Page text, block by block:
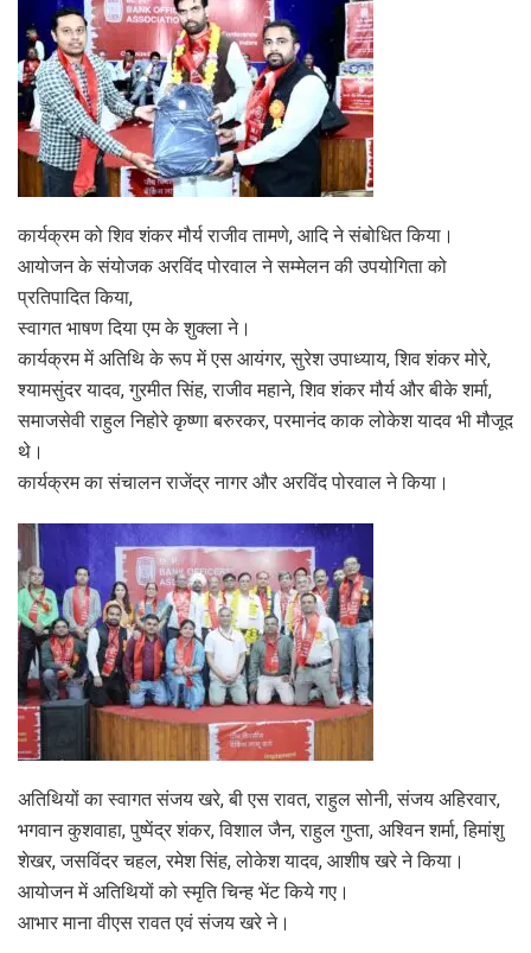
कार्यक्रम को शिव शंकर मौर्य राजीव तामणे, आदि ने संबोधित किया।
आयोजन के संयोजक अरविंद पोरवाल ने सम्मेलन की उपयोगिता को
प्रतिपादित किया,
स्वागत भाषण दिया एम के शुक्ला ने।
कार्यक्रम में अतिथि के रूप में एस आयंगर, सुरेश उपाध्याय, शिव शंकर मोरे,
श्यामसुंदर यादव, गुरमीत सिंह, राजीव महाने, शिव शंकर मौर्य और बीके शर्मा,
समाजसेवी राहुल निहोरे कृष्णा बरुरकर, परमानंद काक लोकेश यादव भी मौजूद
थे।
कार्यक्रम का संचालन राजेंद्र नागर और अरविंद पोरवाल ने किया।
अतिथियों का स्वागत संजय खरे, बी एस रावत, राहुल सोनी, संजय अहिरवार,
भगवान कुशवाहा, पुष्पेंद्र शंकर, विशाल जैन, राहुल गुप्ता, अश्विन शर्मा, हिमांशु
शेखर, जसविंदर चहल, रमेश सिंह, लोकेश यादव, आशीष खरे ने किया।
आयोजन में अतिथियों को स्मृति चिन्ह भेंट किये गए।
आभार माना वीएस रावत एवं संजय खरे ने।